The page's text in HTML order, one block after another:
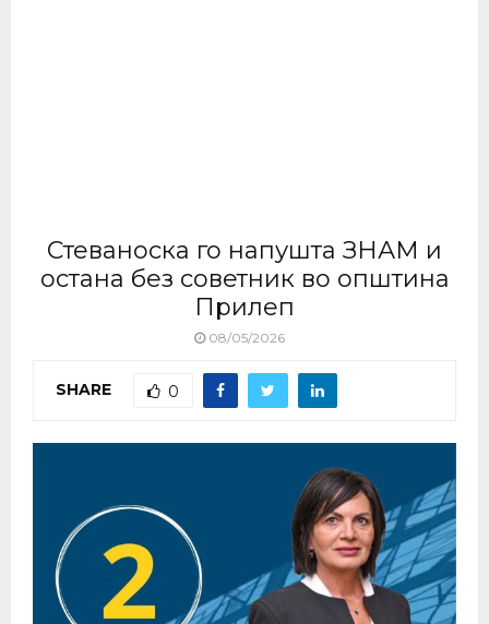
Стеваноска го напушта ЗНАМ и
остана без советник во општина
Прилеп
08/05/2026
SHARE 0